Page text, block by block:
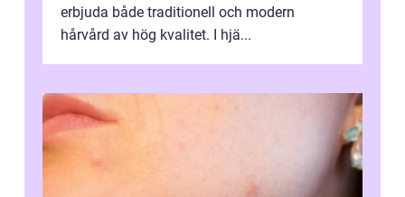
erbjuda både traditionell och modern
hårvård av hög kvalitet. I hjä...